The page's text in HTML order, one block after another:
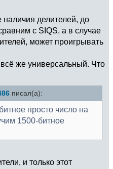
делителей, до
с SIQS, а в случае
может проигрывать
же универсальный. Что
писал(а):
просто число на
1500-битное
и только этот